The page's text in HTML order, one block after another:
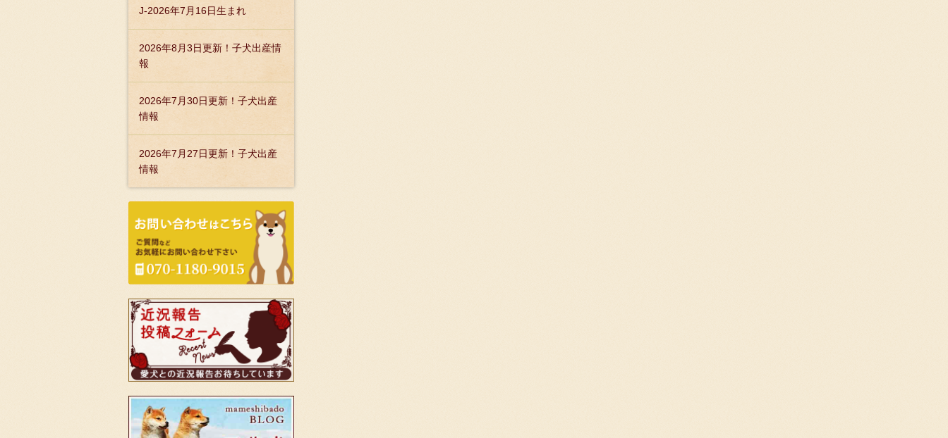
J-2026年7月16日生まれ
2026年8月3日更新！子犬出産情
報
2026年7月30日更新！子犬出産
情報
2026年7月27日更新！子犬出産
情報